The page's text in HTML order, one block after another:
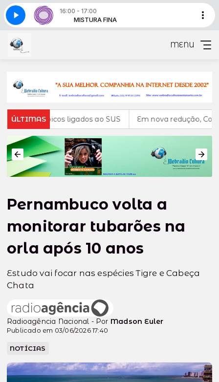
16:00 - 17:00
FINA MISTURA FINA
3 Mistura fina - Parte 3
MENU
ÚLTIMASligados ao SUS Em nova redução, Copom
Pernambuco volta a
monitorar tubarões na
orla após 10 anos
Estudo vai focar nas espécies Tigre e Cabeça
Chata
Radioagência Nacional - Por Madson Euler
Publicado em 03/06/2026 17:40
NOTÍCIAS